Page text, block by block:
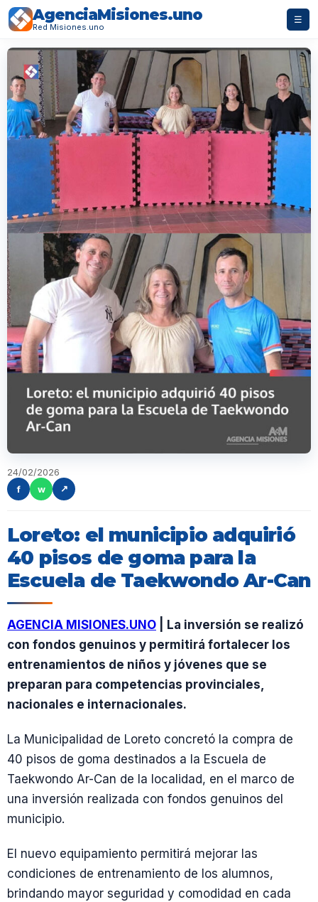
AgenciaMisiones.uno
Red Misiones.uno
☰
24/02/2026
f
w ↗
Loreto: el municipio adquirió
40 pisos de goma para la
Escuela de Taekwondo Ar-Can
AGENCIA MISIONES.UNO | La inversión se realizó
con fondos genuinos y permitirá fortalecer los
entrenamientos de niños y jóvenes que se
preparan para competencias provinciales,
nacionales e internacionales.
La Municipalidad de Loreto concretó la compra de
40 pisos de goma destinados a la Escuela de
Taekwondo Ar-Can de la localidad, en el marco de
una inversión realizada con fondos genuinos del
municipio.
El nuevo equipamiento permitirá mejorar las
condiciones de entrenamiento de los alumnos,
brindando mayor seguridad y comodidad en cada